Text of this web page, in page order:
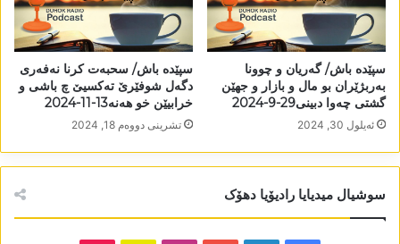
سپێدە باش/ گەریان و چوونا
بەربژێران بو مال و بازار و جھێن
گشتی چەوا دبینی29-9-2024
ئه‌یلول 30, 2024
سپێدە باش/ سحبەت کرنا نەفەری
دگەل شوفێرێ تەکسیێ چ باشی و
خرابیێن خو ھەنە13-11-2024
تشرینی دووه‌م 18, 2024
سوشیال میدیایا رادیۆیا دھۆک